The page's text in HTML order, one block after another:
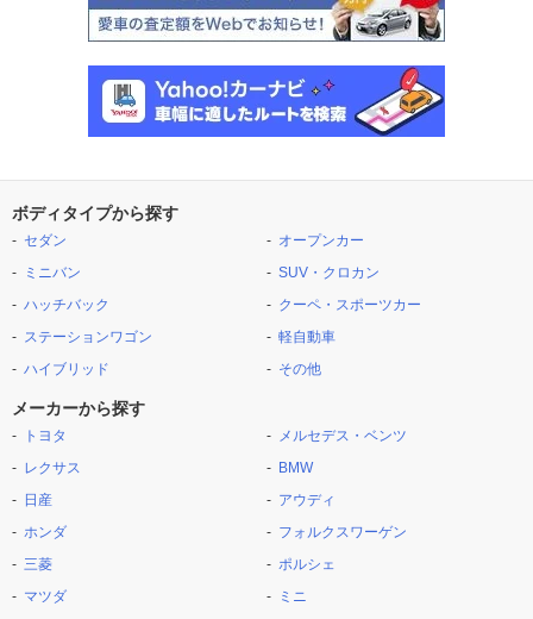
ボディタイプから探す
セダン
ミニバン
ハッチバック
ステーションワゴン
ハイブリッド
オープンカー
SUV・クロカン
クーペ・スポーツカー
軽自動車
その他
メーカーから探す
トヨタ
レクサス
日産
ホンダ
三菱
マツダ
メルセデス・ベンツ
BMW
アウディ
フォルクスワーゲン
ポルシェ
ミニ